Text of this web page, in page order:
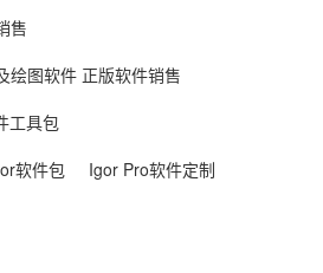
售
绘图软件 正版软件销售
工具包
软件包
Igor Pro软件定制